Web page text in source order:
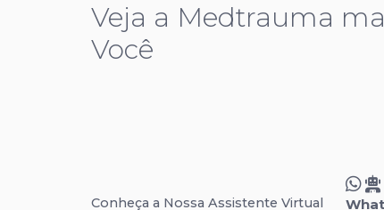
Veja a Medtrauma
Você
Conheça a Nossa Assistente Virtual